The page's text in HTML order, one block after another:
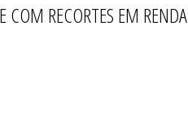
COM RECORTES EM RENDA